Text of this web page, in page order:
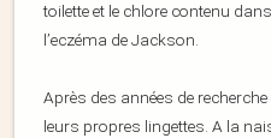
toilette et le chlore contenu
l’eczéma de Jackson.
Après des années de
leurs propres lingettes. A la